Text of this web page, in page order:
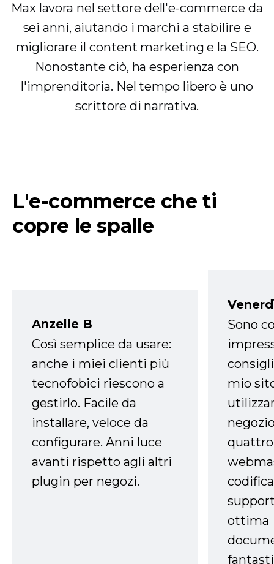
Max lavora nel settore dell'e-commerce da
sei anni, aiutando i marchi a stabilire e
migliorare il content marketing e la SEO.
Nonostante ciò, ha esperienza con
l'imprenditoria. Nel tempo libero è uno
scrittore di narrativa.
L'e-commerce che ti
copre le spalle
Anzelle B
Così semplice da usare:
anche i miei clienti più
tecnofobici riescono a
gestirlo. Facile da
installare, veloce da
configurare. Anni luce
avanti rispetto agli altri
plugin per negozi.
Sono
mio
ottima